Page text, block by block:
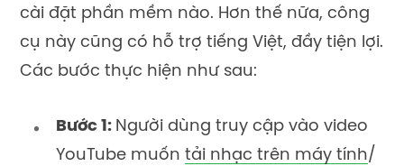
cài đặt phần mềm nào. Hơn thế nữa, công
cụ này cũng có hỗ trợ tiếng Việt, đầy tiện lợi.
Các bước thực hiện như sau:
Bước 1: Người dùng truy cập vào video
YouTube muốn tải nhạc trên máy tính/